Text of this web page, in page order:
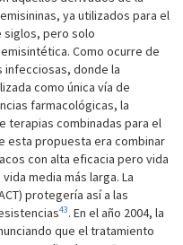
ya utilizados para el
siglos, pero solo
Como ocurre de
infecciosas, donde la
como única vía de
farmacológicas, la
terapias combinadas para el
esta propuesta era combinar
con alta eficacia pero vida
media más larga. La
protegería así a las
43. En el año 2004, la
que el tratamiento